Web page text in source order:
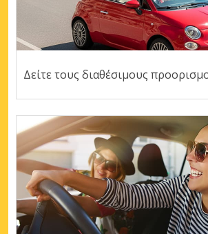
Δείτε τους διαθέσιμους